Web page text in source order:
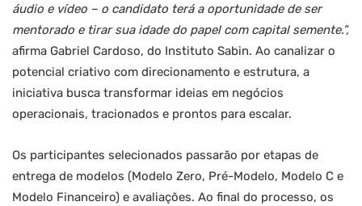
áudio e vídeo – o candidato terá a oportunidade de ser
mentorado e tirar sua idade do papel com capital semente.”,
afirma Gabriel Cardoso, do Instituto Sabin. Ao canalizar o
potencial criativo com direcionamento e estrutura, a
iniciativa busca transformar ideias em negócios
operacionais, tracionados e prontos para escalar.
Os participantes selecionados passarão por etapas de
entrega de modelos (Modelo Zero, Pré-Modelo, Modelo C e
Modelo Financeiro) e avaliações. Ao final do processo, os